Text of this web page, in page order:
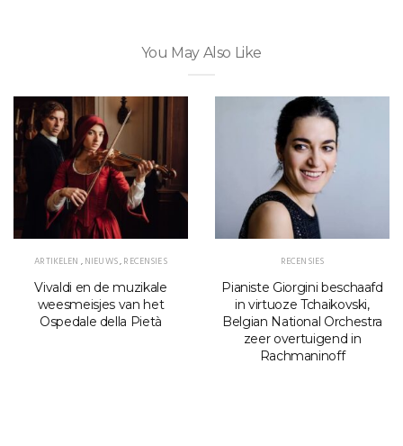
You May Also Like
ARTIKELEN ,NIEUWS,RECENSIES
Vivaldi en de muzikale
weesmeisjes van het
Ospedale della Pietà
RECENSIES
Pianiste Giorgini beschaafd
in virtuoze Tchaikovski,
Belgian National Orchestra
zeer overtuigend in
Rachmaninoff